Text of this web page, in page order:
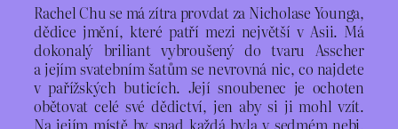
Rachel Chu se má zítra provdat za Nicholase Younga,
dědice jmění, které patří mezi největší v Asii. Má
dokonalý briliant vybroušený do tvaru Asscher
a jejím svatebním šatům se nevrovná nic, co najdete
v pařížských buticích. Její snoubenec je ochoten
obětovat celé své dědictví, jen aby si ji mohl vzít.
Na jejím místě by snad každá byla v sedmém nebi.